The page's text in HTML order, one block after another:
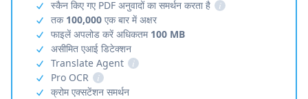
स्कैन किए गए PDF अनुवादों का समर्थन करता है
i
तक 100,000 एक बार में अक्षर
फाइलें अपलोड करें अधिकतम 100 MB
असीमित एआई डिटेक्शन
Translate Agent
i
Pro OCR
i
क्रोम एक्सटेंशन समर्थन